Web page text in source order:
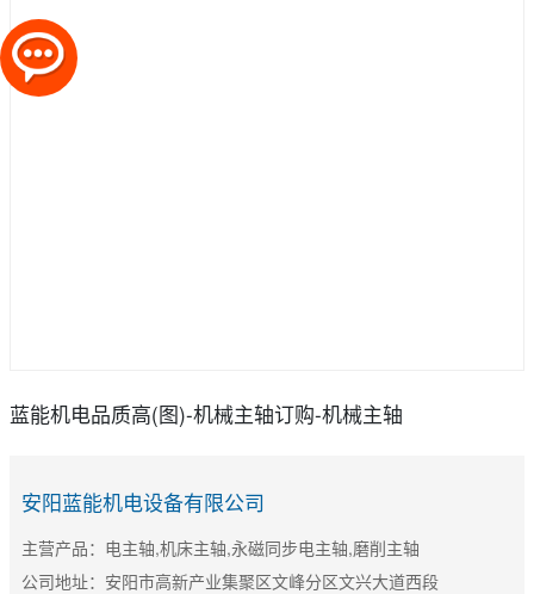
蓝能机电品质高(图)-机械主轴订购-机械主轴
安阳蓝能机电设备有限公司
主营产品：电主轴,机床主轴,永磁同步电主轴,磨削主轴
公司地址：安阳市高新产业集聚区文峰分区文兴大道西段